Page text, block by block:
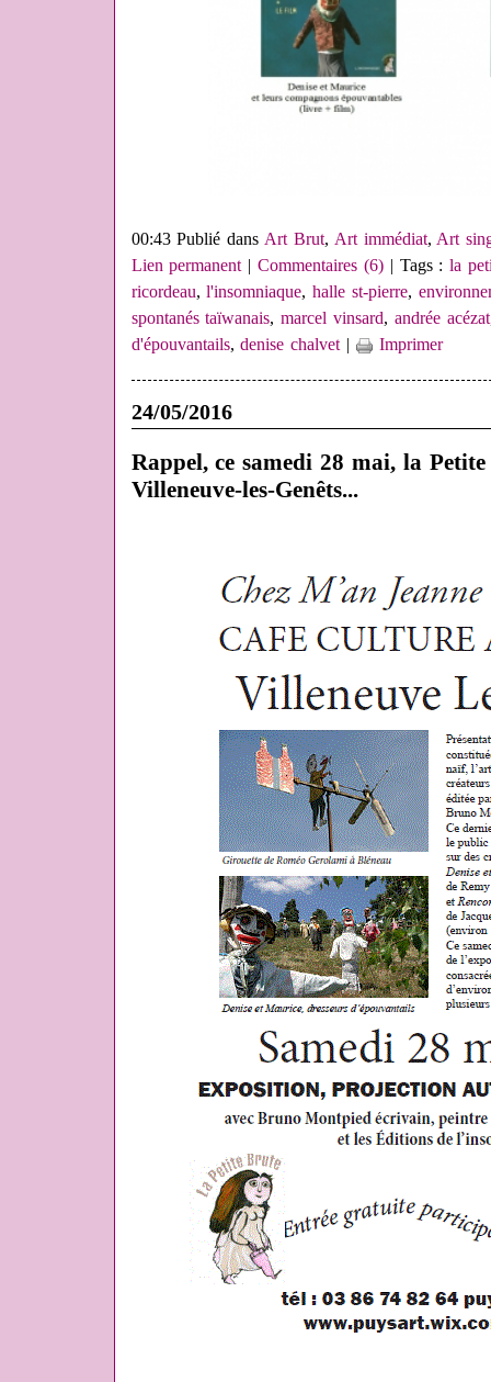
00:43 Publié dansArt Brut, Art immédiat,Art
Lien permanent|Commentaires (6)| Tags :la
ricordeau,l'insomniaque,halle st-pierre,
spontanés taïwanais,marcel vinsard, andrée acézat
d'épouvantails,denise chalvet| Imprimer
24/05/2016
Rappel, ce samedi 28 mai, la
Villeneuve-les-Genêts...